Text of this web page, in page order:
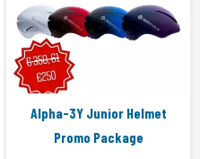
Alpha-3Y Junior Helmet
Promo Package